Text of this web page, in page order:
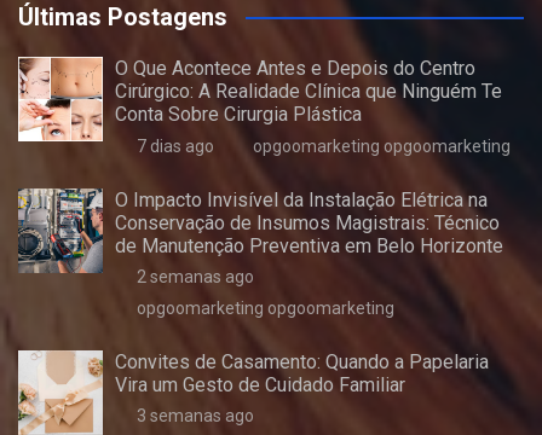
Últimas Postagens
O Que Acontece Antes e Depois do Centro
Cirúrgico: A Realidade Clínica que Ninguém Te
Conta Sobre Cirurgia Plástica
7 dias ago opgoomarketing opgoomarketing
O Impacto Invisível da Instalação Elétrica na
Conservação de Insumos Magistrais: Técnico
de Manutenção Preventiva em Belo Horizonte
2 semanas ago
opgoomarketing opgoomarketing
Convites de Casamento: Quando a Papelaria
Vira um Gesto de Cuidado Familiar
3 semanas ago